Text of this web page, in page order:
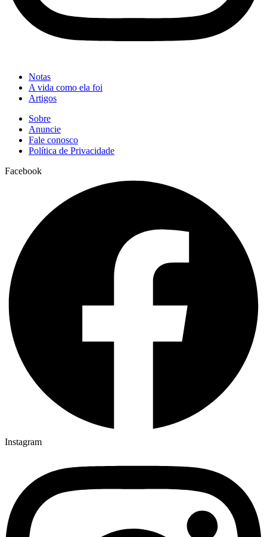
Notas
A vida como ela foi
Artigos
Sobre
Anuncie
Fale conosco
Política de Privacidade
Facebook
Instagram